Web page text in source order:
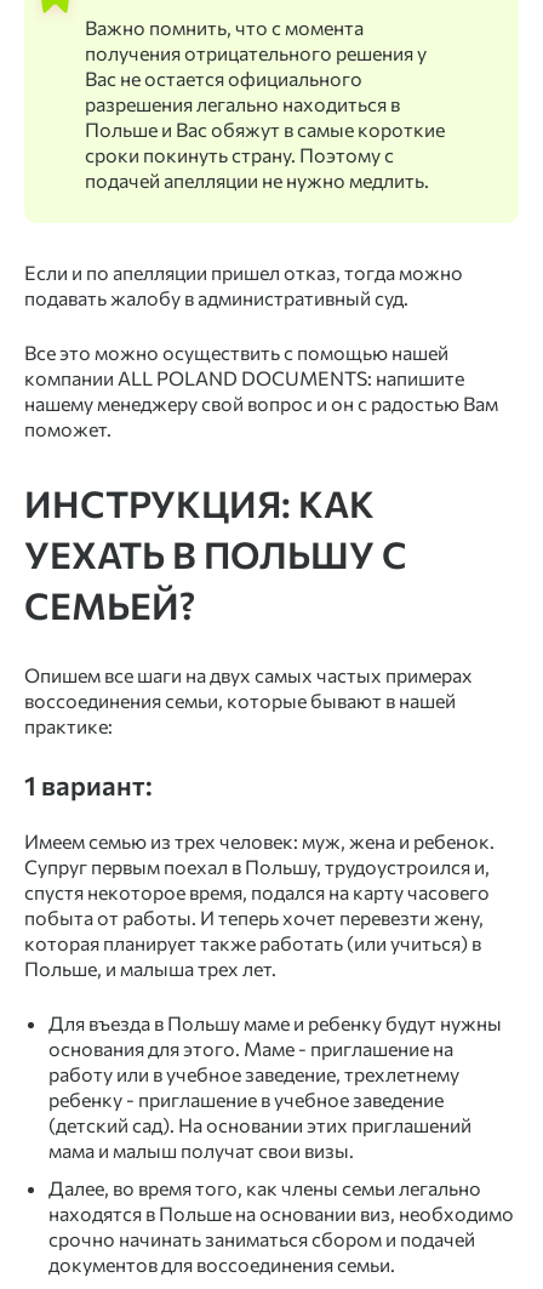
Важно помнить, что с момента
получения отрицательного решения у
Вас не остается официального
разрешения легально находиться в
Польше и Вас обяжут в самые короткие
сроки покинуть страну. Поэтому с
подачей апелляции не нужно медлить.
Если и по апелляции пришел отказ, тогда можно
подавать жалобу в административный суд.
Все это можно осуществить с помощью нашей
компании ALL POLAND DOCUMENTS: напишите
нашему менеджеру свой вопрос и он с радостью Вам
поможет.
ИНСТРУКЦИЯ: КАК
УЕХАТЬ В ПОЛЬШУ С
СЕМЬЕЙ?
Опишем все шаги на двух самых частых примерах
воссоединения семьи, которые бывают в нашей
практике:
1 вариант:
Имеем семью из трех человек: муж, жена и ребенок.
Супруг первым поехал в Польшу, трудоустроился и,
спустя некоторое время, подался на карту часовего
побыта от работы. И теперь хочет перевезти жену,
которая планирует также работать (или учиться) в
Польше, и малыша трех лет.
Для въезда в Польшу маме и ребенку будут нужны
основания для этого. Маме - приглашение на
работу или в учебное заведение, трехлетнему
ребенку - приглашение в учебное заведение
(детский сад). На основании этих приглашений
мама и малыш получат свои визы.
Далее, во время того, как члены семьи легально
находятся в Польше на основании виз, необходимо
срочно начинать заниматься сбором и подачей
документов для воссоединения семьи.